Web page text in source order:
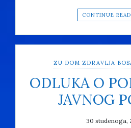
CONTINUE
ZU DOM ZDRAVLJA
ODLUKA O
JAVNOG
30 studenoga,